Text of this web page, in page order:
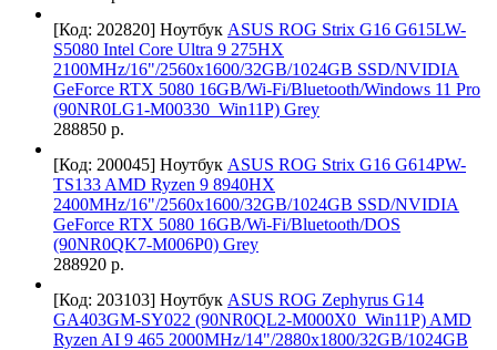
[Код: 202820] Ноутбук ASUS ROG Strix G16 G615LW-
S5080 Intel Core Ultra 9 275HX
2100MHz/16"/2560х1600/32GB/1024GB SSD/NVIDIA
GeForce RTX 5080 16GB/Wi-Fi/Bluetooth/Windows 11 Pro
(90NR0LG1-M00330_Win11P) Grey
288850 р.
[Код: 200045] Ноутбук ASUS ROG Strix G16 G614PW-
TS133 AMD Ryzen 9 8940HX
2400MHz/16"/2560х1600/32GB/1024GB SSD/NVIDIA
GeForce RTX 5080 16GB/Wi-Fi/Bluetooth/DOS
(90NR0QK7-M006P0) Grey
288920 р.
[Код: 203103] Ноутбук ASUS ROG Zephyrus G14
GA403GM-SY022 (90NR0QL2-M000X0_Win11P) AMD
Ryzen AI 9 465 2000MHz/14"/2880x1800/32GB/1024GB